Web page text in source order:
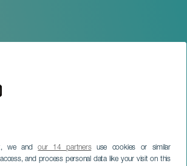
we andour 14 partnersuse cookies or similar
and process personal data like your visit on this